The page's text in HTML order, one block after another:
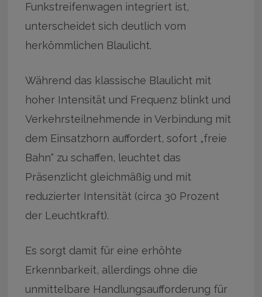
Funkstreifenwagen integriert ist,
unterscheidet sich deutlich vom
herkömmlichen Blaulicht.
Während das klassische Blaulicht mit
hoher Intensität und Frequenz blinkt und
Verkehrsteilnehmende in Verbindung mit
dem Einsatzhorn auffordert, sofort „freie
Bahn“ zu schaffen, leuchtet das
Präsenzlicht gleichmäßig und mit
reduzierter Intensität (circa 30 Prozent
der Leuchtkraft).
Es sorgt damit für eine erhöhte
Erkennbarkeit, allerdings ohne die
unmittelbare Handlungsaufforderung für